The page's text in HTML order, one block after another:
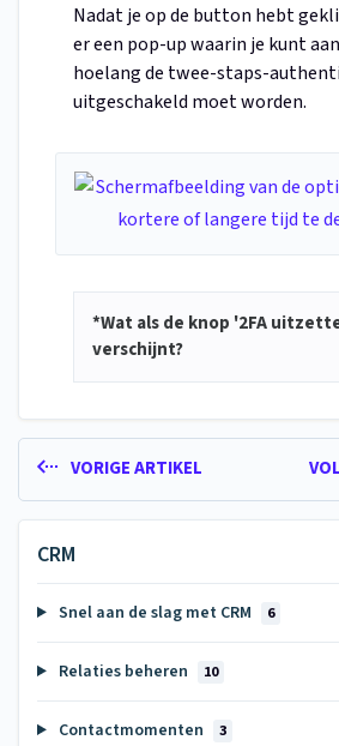
Nadat je op de button hebt
er een pop-up waarin je kunt
hoelang de twee-staps-
uitgeschakeld moet worden.
*Wat als de knop '2FA
verschijnt?
VORIGE ARTIKEL
CRM
Snel aan de slag met CRM 6
Relaties beheren 10
Contactmomenten 3